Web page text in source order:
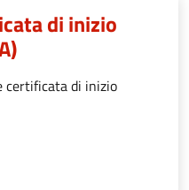
di inizio
certificata di inizio